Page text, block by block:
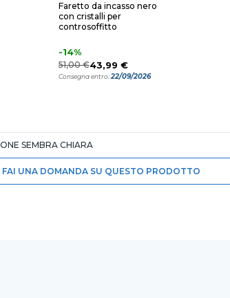
Faretto da incasso nero
con cristalli per
controsoffitto
-14%
51,00 €43,99 €
Consegna entro:22/09/2026
SEMBRA CHIARA
FAI UNA DOMANDA SU QUESTO PRODOTTO